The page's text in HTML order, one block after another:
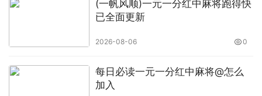
汽摩及配件
日用百货 能源 加工 照明
通信产品
工艺品/礼品
纺织/皮革 办公/文教 其他未分类
(一帆风顺)一元一分红中麻将跑得快
已全面更新
2026-08-06 0
每日必读一元一分红中麻将@怎么
加入